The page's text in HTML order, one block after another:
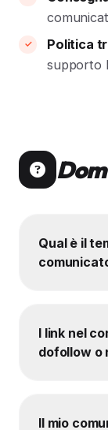
Politica
supporto
Qual è il
I link nel
dofollow o
Il mio